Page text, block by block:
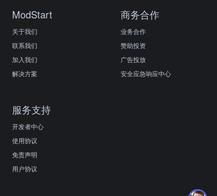
ModStart
关于我们
联系我们
加入我们
解决方案
商务合作
业务合作
赞助投资
广告投放
安全应急响应中心
服务支持
开发者中心
使用协议
免责声明
用户协议